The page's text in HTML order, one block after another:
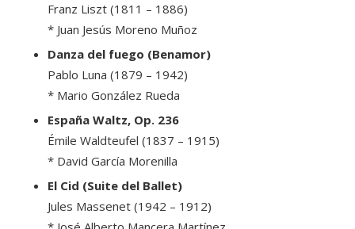
Franz Liszt (1811 – 1886)
* Juan Jesús Moreno Muñoz
Danza del fuego (Benamor)
Pablo Luna (1879 – 1942)
* Mario González Rueda
España Waltz, Op. 236
Émile Waldteufel (1837 – 1915)
* David García Morenilla
El Cid (Suite del Ballet)
Jules Massenet (1942 – 1912)